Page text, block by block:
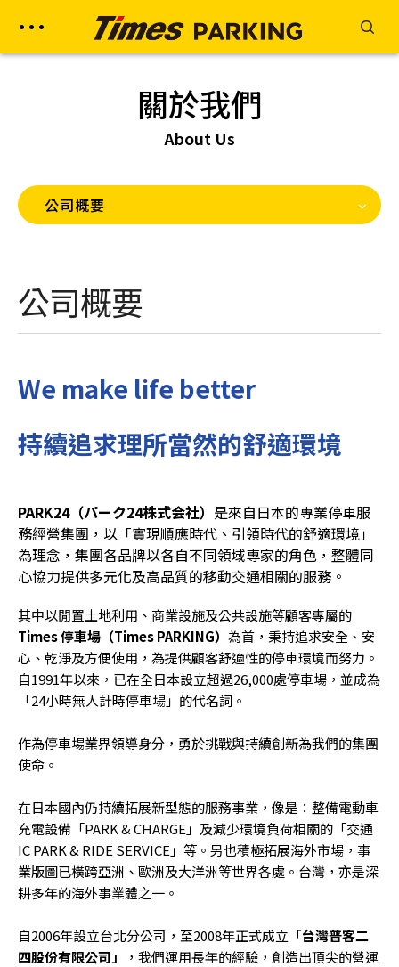
關於我們
About Us
公司概要
公司概要
We make life better
持續追求理所當然的舒適環境
PARK24（パーク24株式会社） 是來自日本的專業停車服
務經營集團，以「實現順應時代、引領時代的舒適環境」
為理念，集團各品牌以各自不同領域專家的角色，整體同
心協力提供多元化及高品質的移動交通相關的服務。
其中以閒置土地利用、商業設施及公共設施等顧客專屬的
Times 停車場（Times PARKING） 為首，秉持追求安全、安
心、乾淨及方便使用，為提供顧客舒適性的停車環境而努力。
自1991年以來，已在全日本設立超過26,000處停車場，並成為
「24小時無人計時停車場」的代名詞。
作為停車場業界領導身分，勇於挑戰與持續創新為我們的集團
使命。
在日本國內仍持續拓展新型態的服務事業，像是：整備電動車
充電設備「PARK & CHARGE」及減少環境負荷相關的「交通
IC PARK & RIDE SERVICE」等。另也積極拓展海外市場，事
業版圖已橫跨亞洲、歐洲及大洋洲等世界各處。台灣，亦是深
耕多年的海外事業體之一。
自2006年設立台北分公司，至2008年正式成立 「台灣普客二
四股份有限公司」
，我們運用長年的經驗，創造出頂尖的營運